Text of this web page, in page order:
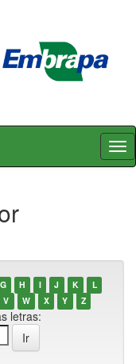
G H I J K
L
V W X Y Z
letras: